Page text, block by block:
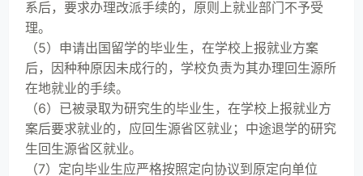
系后，要求办理改派手续的，原则上就业部门不予受
理。
（5）申请出国留学的毕业生，在学校上报就业方案
后，因种种原因未成行的，学校负责为其办理回生源所
在地就业的手续。
（6）已被录取为研究生的毕业生，在学校上报就业方
案后要求就业的，应回生源省区就业；中途退学的研究
生回生源省区就业。
（7）定向毕业生应严格按照定向协议到原定向单位